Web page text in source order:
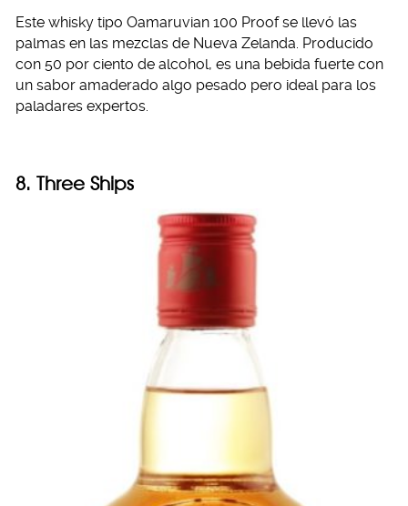
Este whisky tipo Oamaruvian 100 Proof se llevó las
palmas en las mezclas de Nueva Zelanda. Producido
con 50 por ciento de alcohol, es una bebida fuerte con
un sabor amaderado algo pesado pero ideal para los
paladares expertos.
8. Three Ships